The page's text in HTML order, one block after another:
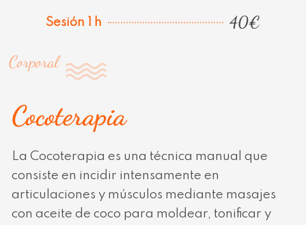
Corporal
Cocoterapia
La Cocoterapia es una técnica manual que
consiste en incidir intensamente en
articulaciones y músculos mediante masajes
con aceite de coco para moldear, tonificar y
Sesión 1 h 40€